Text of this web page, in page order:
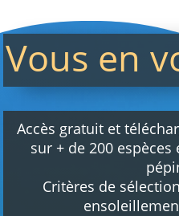
Vous en
Accès gratuit et
sur + de 200
Critères de